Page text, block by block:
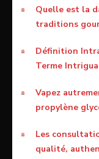
Quelle est la
traditions
Définition
Terme
Vapez
propylène
Les
qualité,